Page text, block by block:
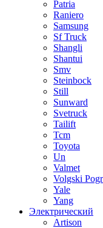
Patria
Raniero
Samsung
Sf Truck
Shangli
Shantui
Smv
Steinbock
Still
Sunward
Svetruck
Tailift
Tcm
Toyota
Un
Valmet
Volgski
Yale
Yang
Электрический
Artison